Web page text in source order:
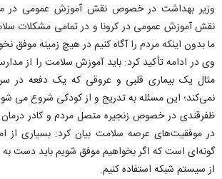
وزیر بهداشت در خصوص نقش آموزش عمومی در
نقش آموزش عمومی در کرونا و در تمامی مشکلات
ما بدون اینکه مردم را آگاه کنیم در هیچ زمینه موفق
وی در ادامه تأکید کرد: باید آموزش سلامت را از
نمی‌کند؛ این مسئله به تدریج و از کودکی شروع می
ظفرقندی در خصوص زنجیره متصل مردم و کادر درمان
در موفقیت‌های عرصه سلامت بیان کرد: بسیاری از
گونه‌ای است که اگر بخواهیم موفق شویم باید دست
از سیستم شبکه استفاده کنیم.